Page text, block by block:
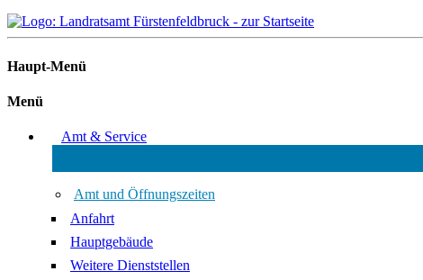
Haupt-Menü
Menü
Amt & Service
Amt und Öffnungszeiten
Anfahrt
Hauptgebäude
Weitere Dienststellen